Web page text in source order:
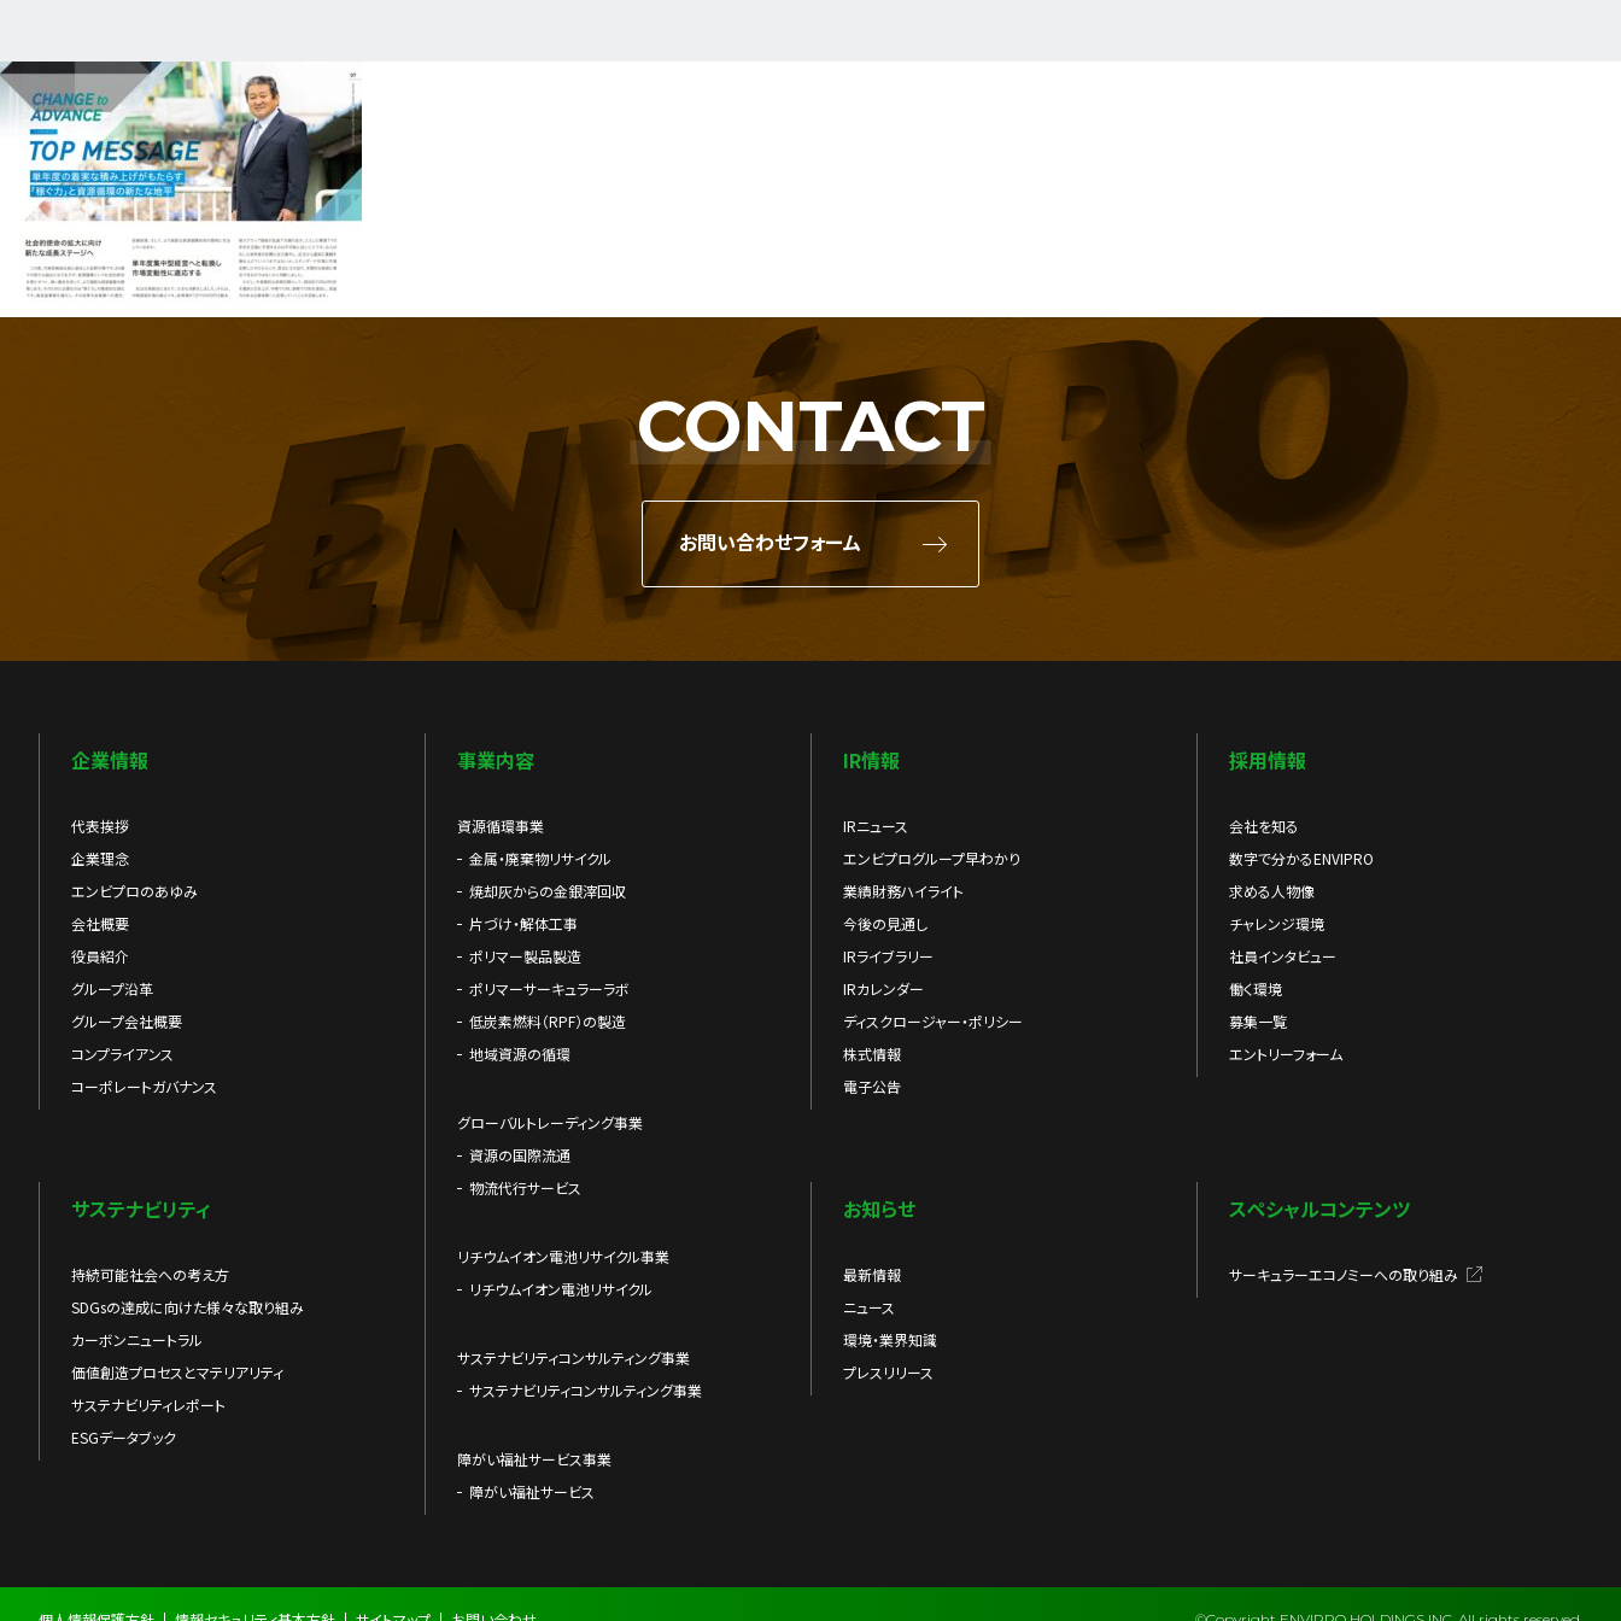
CONTACT
お問い合わせフォーム
企業情報
代表挨拶
企業理念
エンビプロのあゆみ
会社概要
役員紹介
グループ沿革
グループ会社概要
コンプライアンス
コーポレートガバナンス
事業内容
資源循環事業
金属・廃棄物リサイクル
焼却灰からの金銀滓回収
片づけ・解体工事
ポリマー製品製造
ポリマーサーキュラーラボ
低炭素燃料（RPF）の製造
地域資源の循環
グローバルトレーディング事業
資源の国際流通
物流代行サービス
リチウムイオン電池リサイクル事業
リチウムイオン電池リサイクル
サステナビリティコンサルティング事業
サステナビリティコンサルティング事業
障がい福祉サービス事業
障がい福祉サービス
IR情報
IRニュース
エンビプログループ早わかり
業績財務ハイライト
今後の見通し
IRライブラリー
IRカレンダー
ディスクロージャー・ポリシー
株式情報
電子公告
採用情報
会社を知る
数字で分かるENVIPRO
求める人物像
チャレンジ環境
社員インタビュー
働く環境
募集一覧
エントリーフォーム
サステナビリティ
持続可能社会への考え方
SDGsの達成に向けた様々な取り組み
カーボンニュートラル
価値創造プロセスとマテリアリティ
サステナビリティレポート
ESGデータブック
お知らせ
最新情報
ニュース
環境・業界知識
プレスリリース
スペシャルコンテンツ
サーキュラーエコノミーへの取り組み